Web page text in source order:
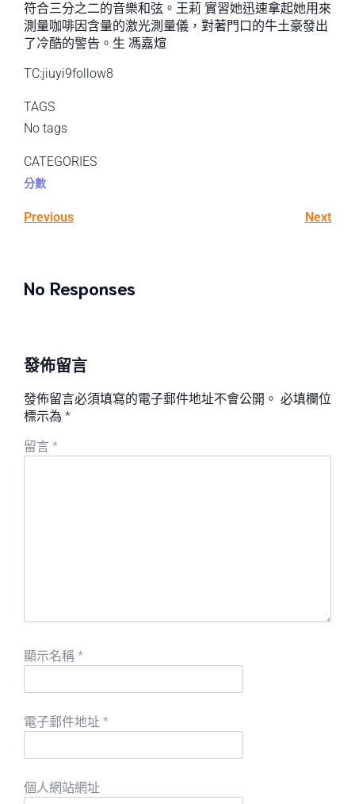
符合三分之二的音樂和弦。王莉 實習她迅速拿起她用來
測量咖啡因含量的激光測量儀，對著門口的牛土豪發出
了冷酷的警告。生 馮嘉煊
TC:jiuyi9follow8
TAGS
No tags
CATEGORIES
分數
Previous Next
No Responses
發佈留言
發佈留言必須填寫的電子郵件地址不會公開。 必填欄位
標示為 *
留言 *
顯示名稱 *
電子郵件地址 *
個人網站網址